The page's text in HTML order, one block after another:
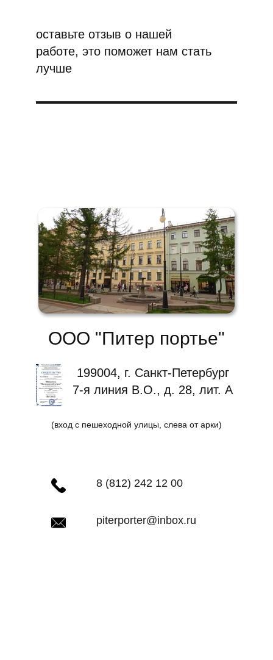
оставьте отзыв о нашей
работе, это поможет нам стать
лучше
ООО "Питер портье"
199004, г. Санкт-Петербург
7-я линия В.О., д. 28, лит. А
(вход с пешеходной улицы, слева от арки)
8 (812) 242 12 00
piterporter@inbox.ru